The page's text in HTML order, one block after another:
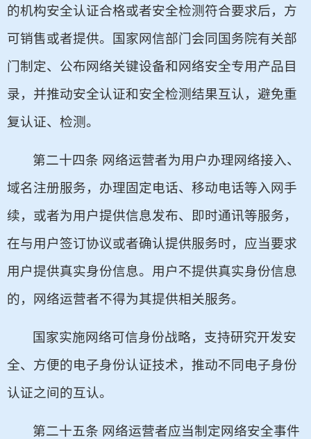
的机构安全认证合格或者安全检测符合要求后，方
可销售或者提供。国家网信部门会同国务院有关部
门制定、公布网络关键设备和网络安全专用产品目
录，并推动安全认证和安全检测结果互认，避免重
复认证、检测。
第二十四条 网络运营者为用户办理网络接入、
域名注册服务，办理固定电话、移动电话等入网手
续，或者为用户提供信息发布、即时通讯等服务，
在与用户签订协议或者确认提供服务时，应当要求
用户提供真实身份信息。用户不提供真实身份信息
的，网络运营者不得为其提供相关服务。
国家实施网络可信身份战略，支持研究开发安
全、方便的电子身份认证技术，推动不同电子身份
认证之间的互认。
第二十五条 网络运营者应当制定网络安全事件